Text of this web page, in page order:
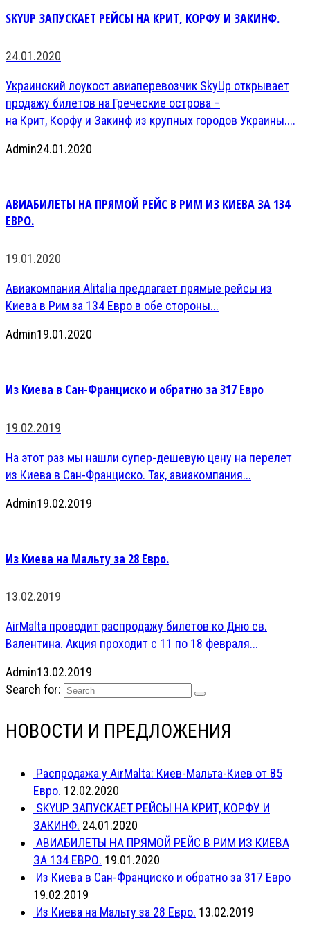
SKYUP ЗАПУСКАЕТ РЕЙСЫ НА КРИТ, КОРФУ И ЗАКИНФ.
24.01.2020
Украинский лоукост авиаперевозчик SkyUp открывает
продажу билетов на Греческие острова –
на Крит, Корфу и Закинф из крупных городов Украины....
Admin24.01.2020
АВИАБИЛЕТЫ НА ПРЯМОЙ РЕЙС В РИМ ИЗ КИЕВА ЗА 134
ЕВРО.
19.01.2020
Авиакомпания Alitalia предлагает прямые рейсы из
Киева в Рим за 134 Евро в обе стороны...
Admin19.01.2020
Из Киева в Сан-Франциско и обратно за 317 Евро
19.02.2019
На этот раз мы нашли супер-дешевую цену на перелет
из Киева в Сан-Франциско. Так, авиакомпания...
Admin19.02.2019
Из Киева на Мальту за 28 Евро.
13.02.2019
AirMalta проводит распродажу билетов ко Дню св.
Валентина. Акция проходит с 11 по 18 февраля...
Admin13.02.2019
Search for:
НОВОСТИ И ПРЕДЛОЖЕНИЯ
Распродажа у AirMalta: Киев-Мальта-Киев от 85
Евро. 12.02.2020
SKYUP ЗАПУСКАЕТ РЕЙСЫ НА КРИТ, КОРФУ И
ЗАКИНФ. 24.01.2020
АВИАБИЛЕТЫ НА ПРЯМОЙ РЕЙС В РИМ ИЗ КИЕВА
ЗА 134 ЕВРО. 19.01.2020
Из Киева в Сан-Франциско и обратно за 317 Евро
19.02.2019
Из Киева на Мальту за 28 Евро. 13.02.2019